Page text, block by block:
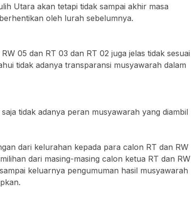
Utara akan tetapi tidak sampai akhir masa
oleh lurah sebelumnya.
05 dan RT 03 dan RT 02 juga jelas tidak sesuai
tidak adanya transparansi musyawarah dalam
tidak adanya peran musyawarah yang diambil
dari kelurahan kepada para calon RT dan RW
dari masing-masing calon ketua RT dan RW
keluarnya pengumuman hasil musyawarah